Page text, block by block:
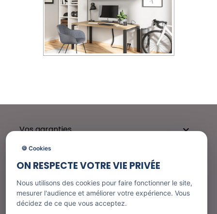
Vos garanties 
Besoin d'aide ?
Nos services
🍪 Cookies
ON RESPECTE VOTRE VIE PRIVÉE
Nous utilisons des cookies pour faire fonctionner le site,
mesurer l'audience et améliorer votre expérience. Vous
décidez de ce que vous acceptez.